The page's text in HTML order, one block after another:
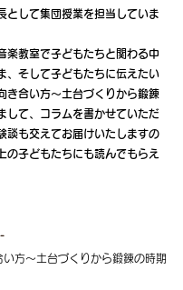
として集団授業を担当していま
教室で子どもたちと関わる中
、そして子どもたちに伝えたい
き合い方～土台づくりから鍛錬
して、コラムを書かせていただ
談も交えてお届けいたしますの
の子どもたちにも読んでもらえ
い方～土台づくりから鍛錬の時期